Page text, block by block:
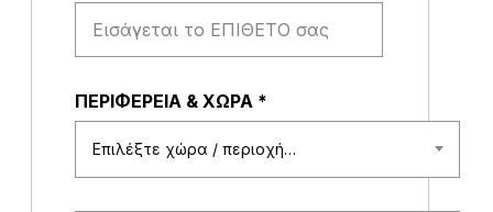
ΠΕΡΙΦΕΡΕΙΑ & ΧΩΡΑ *
Επιλέξτε χώρα / περιοχή…